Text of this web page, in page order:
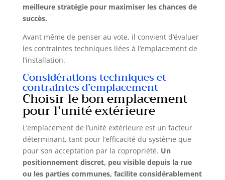
meilleure stratégie pour maximiser les chances de
succès.
Avant même de penser au vote, il convient d’évaluer
les contraintes techniques liées à l’emplacement de
l’installation.
Considérations techniques et
contraintes d’emplacement
Choisir le bon emplacement
pour l’unité extérieure
L’emplacement de l’unité extérieure est un facteur
déterminant, tant pour l’efficacité du système que
pour son acceptation par la copropriété. Un
positionnement discret, peu visible depuis la rue
ou les parties communes, facilite considérablement